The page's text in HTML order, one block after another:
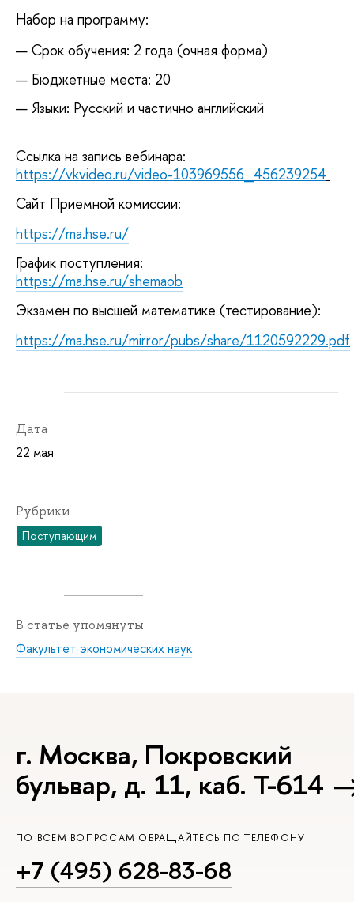
Набор на программу:
Срок обучения: 2 года (очная форма)
Бюджетные места: 20
Языки: Русский и частично английский
Ссылка на запись вебинара:
https://vkvideo.ru/video-103969556_456239254
Сайт Приемной комиссии:
https://ma.hse.ru/
График поступления:
https://ma.hse.ru/shemaob
Экзамен по высшей математике (тестирование):
https://ma.hse.ru/mirror/pubs/share/1120592229.pdf
Дата
22 мая
Рубрики
Поступающим
В статье упомянуты
Факультет экономических наук
г. Москва, Покровский
бульвар, д. 11, каб. Т-614
ПО ВСЕМ ВОПРОСАМ ОБРАЩАЙТЕСЬ ПО ТЕЛЕФОНУ
+7 (495) 628-83-68